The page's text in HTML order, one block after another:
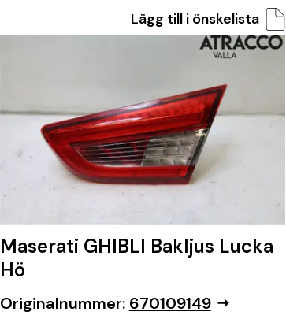
Lägg till i önskelista
Maserati GHIBLI Bakljus Lucka
Hö
Originalnummer: 670109149